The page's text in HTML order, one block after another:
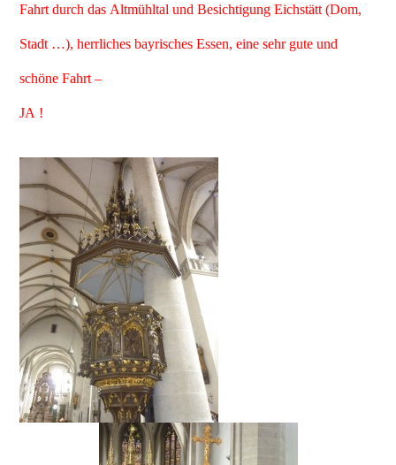
Fahrt durch das Altmühltal und Besichtigung Eichstätt (Dom,
Stadt …), herrliches bayrisches Essen, eine sehr gute und
schöne Fahrt –
JA !